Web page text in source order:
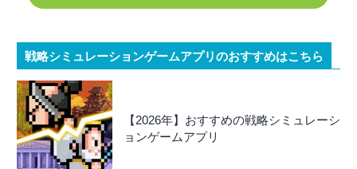
戦略シミュレーションゲームアプリのおすすめはこちら
【2026年】おすすめの戦略シミュレーシ
ョンゲームアプリ